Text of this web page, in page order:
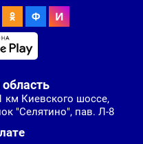
км Киевского шоссе,
"Селятино", пав. Л-8